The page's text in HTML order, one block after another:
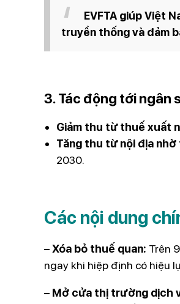
EVFTA giúp Việt
truyền thống và đảm
3. Tác động tới ngân
Giảm thu từ thuế xuất
Tăng thu từ nội địa
2030.
Các nội dung
– Xóa bỏ thuế quan: Trên
ngay khi hiệp định có hiệu
– Mở cửa thị trường dịch